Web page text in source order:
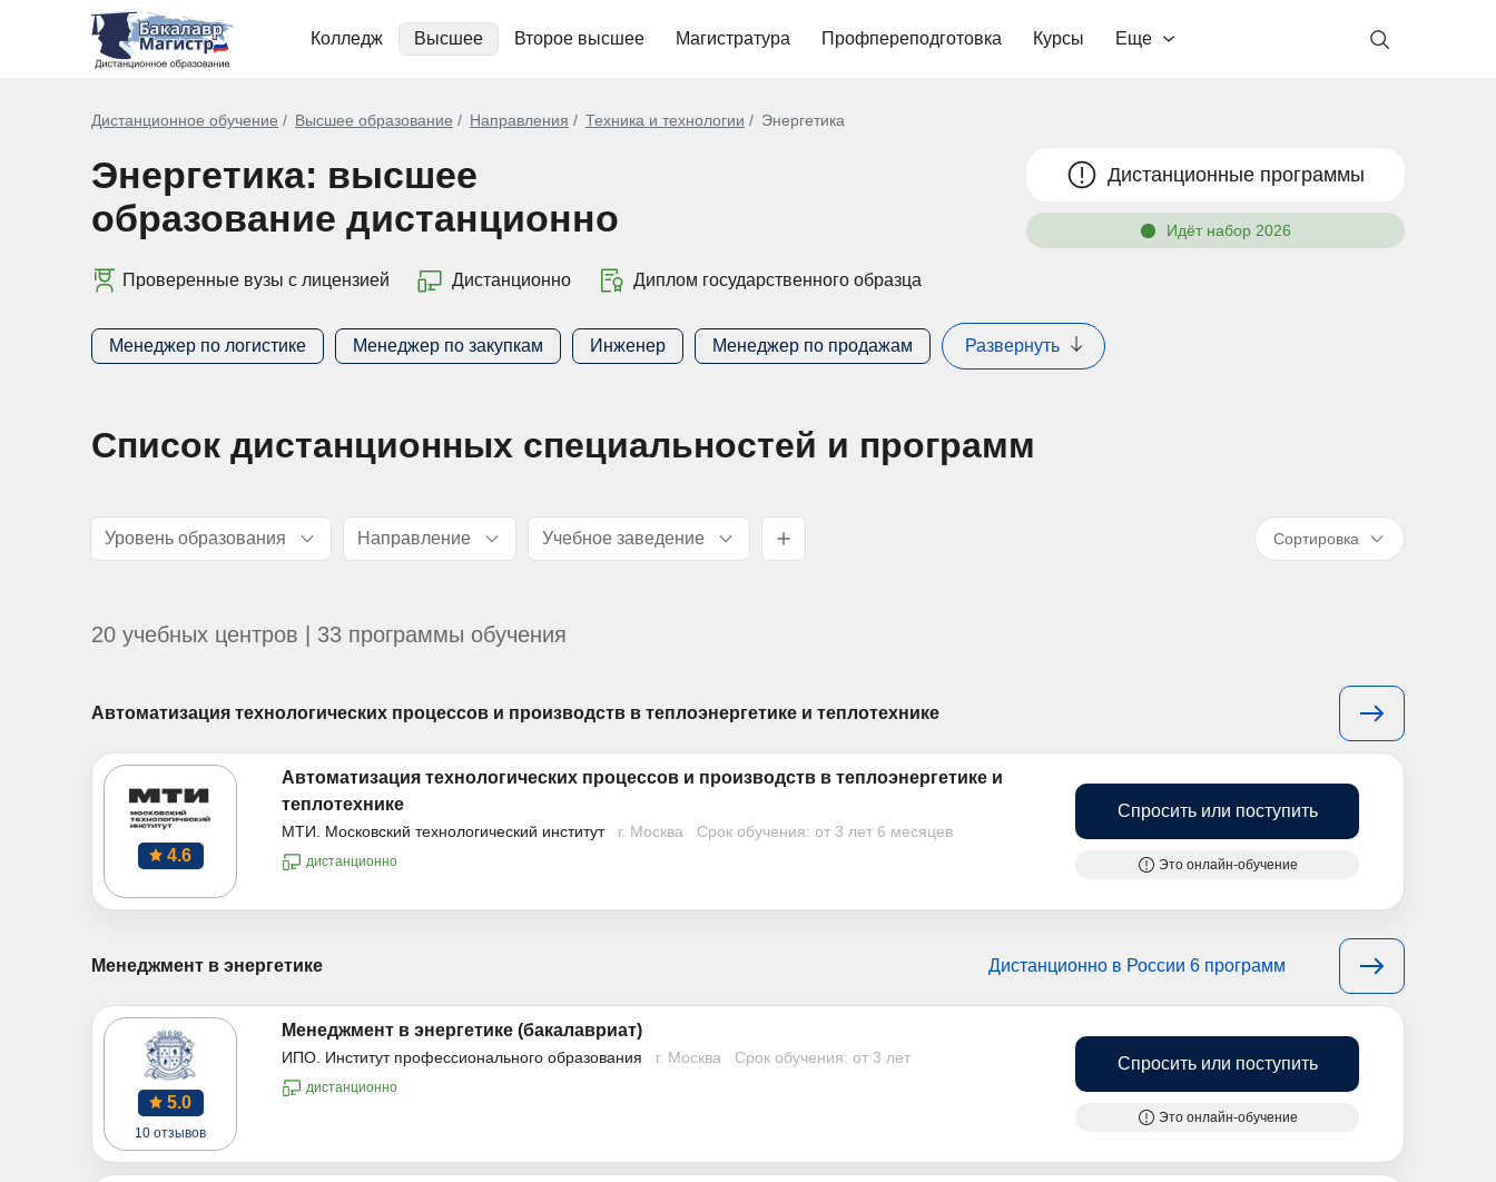
Колледж Высшее Второе высшее Магистратура Профпереподготовка Курсы Еще
Дистанционное обучение Высшее образование Направления Техника и технологии Энергетика
Энергетика: высшее
образование дистанционно
Дистанционные программы
Идёт набор 2026
Проверенные вузы с лицензией Дистанционно Диплом государственного образца
Менеджер по логистике Менеджер по закупкам Инженер Менеджер по продажам Развернуть
Список дистанционных специальностей и программ
Уровень образования Направление Учебное заведение Сортировка
20 учебных центров | 33 программы обучения
Автоматизация технологических процессов и производств в теплоэнергетике и теплотехнике
4.6
Автоматизация технологических процессов и производств в теплоэнергетике и
теплотехнике
МТИ. Московский технологический институт г. Москва Срок обучения: от 3 лет 6 месяцев
дистанционно
Спросить или поступить
Это онлайн-обучение
Менеджмент в энергетике Дистанционно в России 6 программ
5.0
10 отзывов
Менеджмент в энергетике (бакалавриат)
ИПО. Институт профессионального образования г. Москва Срок обучения: от 3 лет
дистанционно
Спросить или поступить
Это онлайн-обучение